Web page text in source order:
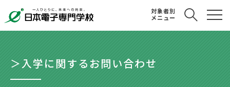
対象者別
メニュー
＞入学に関するお問い合わせ